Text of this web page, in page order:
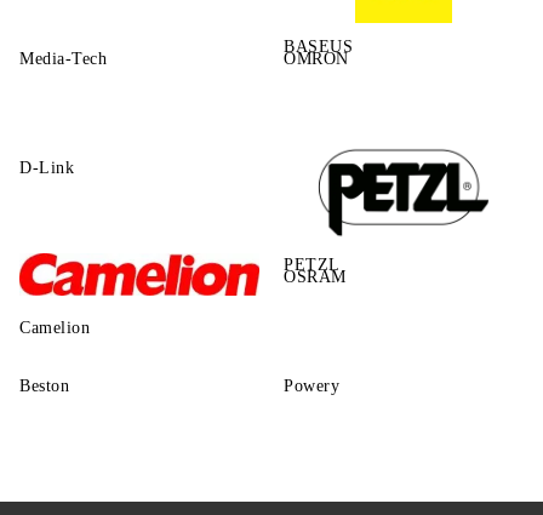
BASEUS
Media-Tech OMRON
D-Link
PETZL
Camelion
OSRAM
Beston Powery